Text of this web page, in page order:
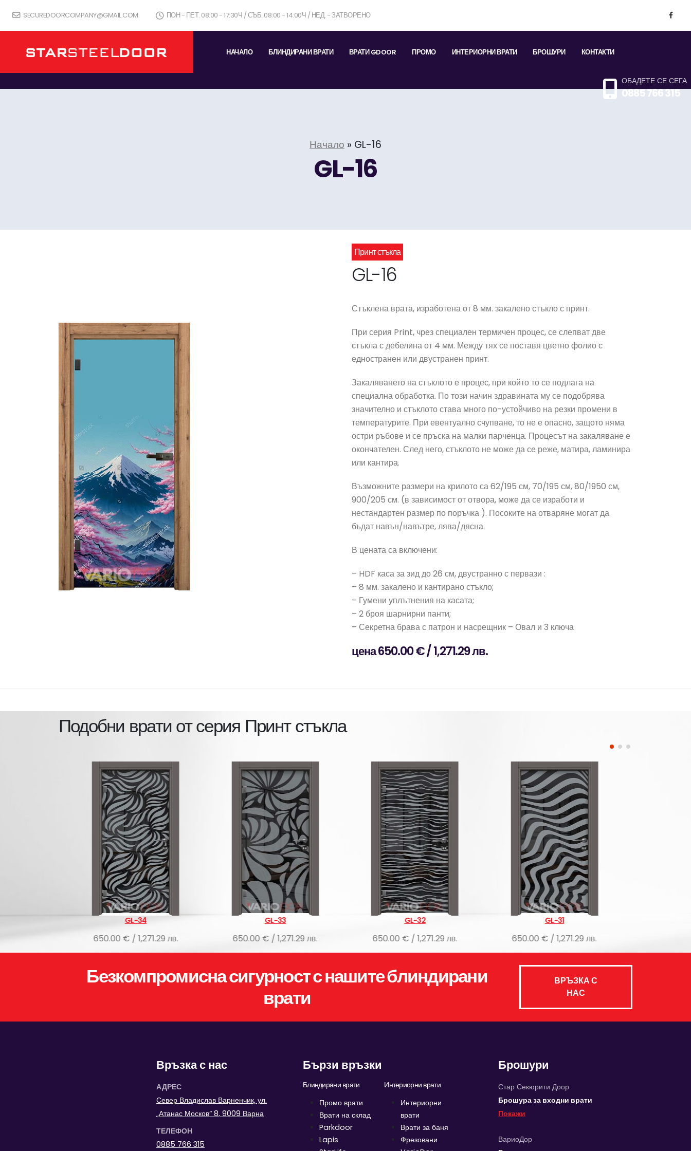
SECUREDOORCOMPANY@GMAIL.COM ПОН - ПЕТ. 08:00 - 17:30Ч / СЪБ. 08:00 - 14:00Ч / НЕД. - ЗАТВОРЕНО
НАЧАЛО БЛИНДИРАНИ ВРАТИ ВРАТИ GDOOR ПРОМО ИНТЕРИОРНИ ВРАТИ БРОШУРИ КОНТАКТИ
ОБАДЕТЕ СЕ СЕГА
0885 766 315
Начало » GL-16
GL-16
Принт стъкла
GL-16
Стъклена врата, изработена от 8 мм. закалено стъкло с принт.
При серия Print, чрез специален термичен процес, се слепват две
стъкла с дебелина от 4 мм. Между тях се поставя цветно фолио с
едностранен или двустранен принт.
Закаляването на стъклото е процес, при който то се подлага на
специална обработка. По този начин здравината му се подобрява
значително и стъклото става много по-устойчиво на резки промени в
температурите. При евентуално счупване, то не е опасно, защото няма
остри ръбове и се пръска на малки парченца. Процесът на закаляване е
окончателен. След него, стъклото не може да се реже, матира, ламинира
или кантира.
Възможните размери на крилото са 62/195 см, 70/195 см, 80/1950 см,
900/205 см. (в зависимост от отвора, може да се изработи и
нестандартен размер по поръчка ). Посоките на отваряне могат да
бъдат навън/навътре, лява/дясна.
В цената са включени:
– HDF каса за зид до 26 см, двустранно с первази :
– 8 мм. закалено и кантирано стъкло;
– Гумени уплътнения на касата;
– 2 броя шарнирни панти;
– Секретна брава с патрон и насрещник – Овал и 3 ключа
цена 650.00 € / 1,271.29 лв.
Подобни врати от серия Принт стъкла
650.00 € / 1,271.29 лв. 650.00 € / 1,271.29 лв. 650.00 € / 1,271.29 лв. 650.00 € / 1,271.29 лв.
Безкомпромисна сигурност с нашите блиндирани
врати
ВРЪЗКА С
НАС
Връзка с нас
АДРЕС
Север Владислав Варненчик, ул.
„Атанас Москов“ 8, 9009 Варна
ТЕЛЕФОН
0885 766 315
Бързи връзки
Блиндирани врати
Промо врати
Врати на склад
Parkdoor
Lapis
Интериорни врати
Интериорни
врати
Врати за баня
Фрезовани
Брошури
Стар Секюрити Доор
Брошура за входни врати
Покажи
ВариоДор